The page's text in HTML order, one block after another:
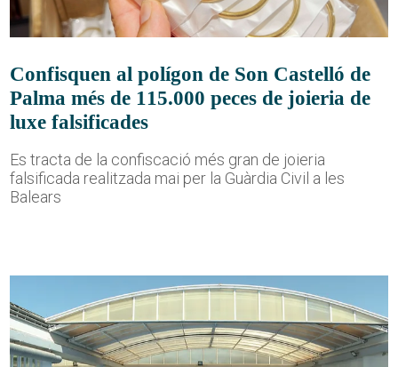
Confisquen al polígon de Son Castelló de
Palma més de 115.000 peces de joieria de
luxe falsificades
Es tracta de la confiscació més gran de joieria
falsificada realitzada mai per la Guàrdia Civil a les
Balears